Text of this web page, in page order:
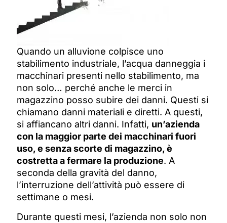
Quando un alluvione colpisce uno
stabilimento industriale, l’acqua danneggia i
macchinari presenti nello stabilimento, ma
non solo… perché anche le merci in
magazzino posso subire dei danni. Questi si
chiamano danni materiali e diretti. A questi,
si affiancano altri danni. Infatti, un’azienda
con la maggior parte dei macchinari fuori
uso, e senza scorte di magazzino, è
costretta a fermare la produzione. A
seconda della gravità del danno,
l’interruzione dell’attività può essere di
settimane o mesi.
Durante questi mesi, l’azienda non solo non